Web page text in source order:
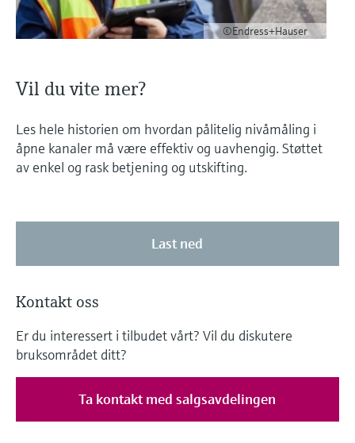
©Endress+Hauser
Vil du vite mer?
Les hele historien om hvordan pålitelig nivåmåling i
åpne kanaler må være effektiv og uavhengig. Støttet
av enkel og rask betjening og utskifting.
Last ned
Kontakt oss
Er du interessert i tilbudet vårt? Vil du diskutere
bruksområdet ditt?
Ta kontakt med salgsavdelingen